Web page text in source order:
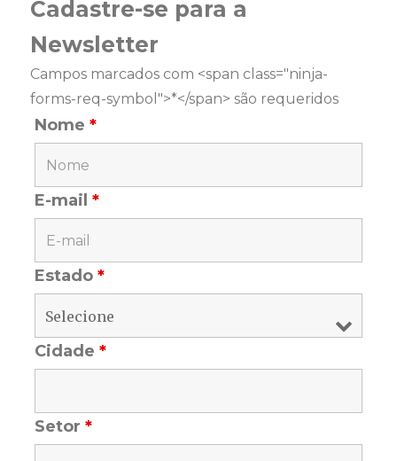
Cadastre-se para a
Newsletter
Campos marcados com <span class="ninja-
forms-req-symbol">*</span> são requeridos
Nome*
E-mail*
Estado*
Cidade*
Setor*